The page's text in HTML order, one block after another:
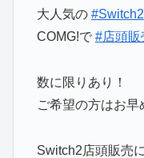
大人気の #Switch2
COMG!で #店頭販
数に限りあり！
ご希望の方はお早
Switch2店頭販売